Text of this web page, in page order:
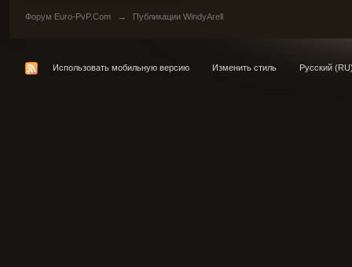
Форум Euro-PvP.Com → Публикации WindyArell
Использовать мобильную версию Изменить стиль Русский